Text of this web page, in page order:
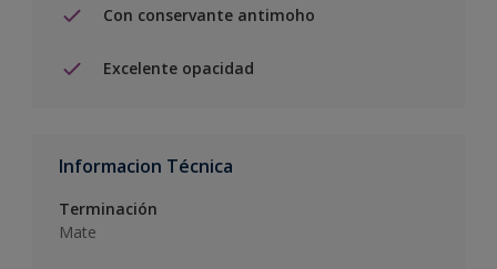
Con conservante antimoho
Excelente opacidad
Informacion Técnica
Terminación
Mate